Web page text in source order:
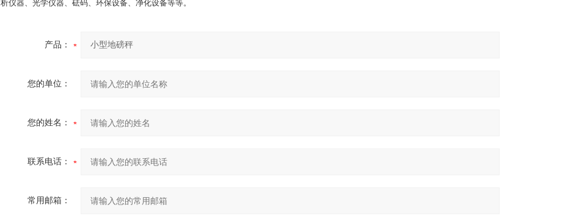
析仪器、光学仪器、砝码、环保设备、净化设备等等。
产品：
您的单位：
您的姓名：
联系电话：
常用邮箱：